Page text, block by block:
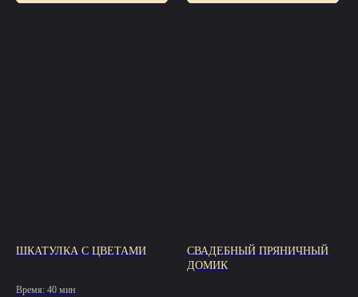
ШКАТУЛКА С ЦВЕТАМИ
Время: 40 мин
СВАДЕБНЫЙ ПРЯНИЧНЫЙ
ДОМИК